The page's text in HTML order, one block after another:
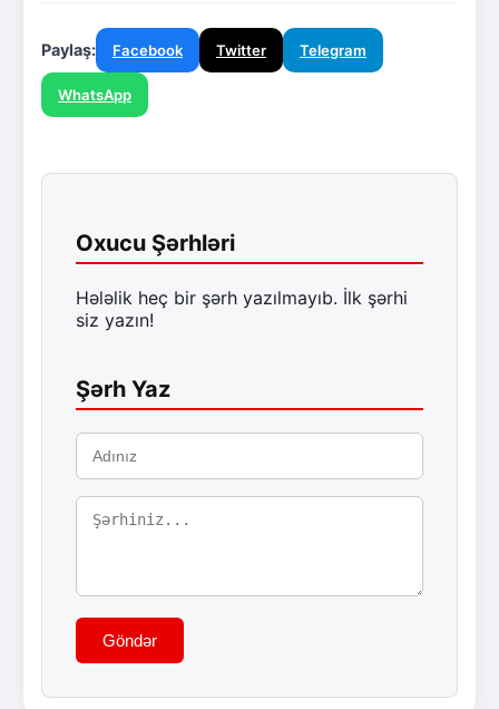
Paylaş: Facebook Twitter Telegram
WhatsApp
Oxucu Şərhləri
Hələlik heç bir şərh yazılmayıb. İlk şərhi
siz yazın!
Şərh Yaz
Göndər